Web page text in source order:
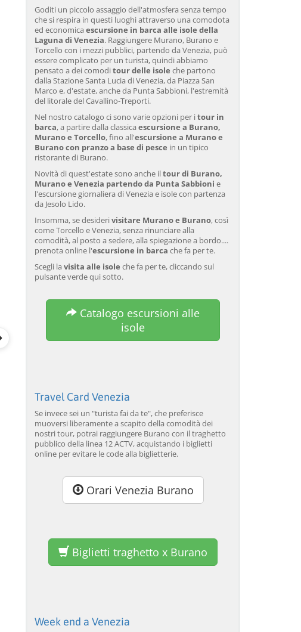
Tour guidato di Murano e
Venezia: Tour della laguna
Goditi un piccolo assaggio dell'atmosfera senza tempo
che si respira in questi luoghi attraverso una comodota
ed economica escursione in barca alle isole della
Laguna di Venezia. Raggiungere Murano, Burano e
Torcello con i mezzi pubblici, partendo da Venezia, può
essere complicato per un turista, quindi abbiamo
pensato a dei comoditour delle isole che partono
dalla Stazione Santa Lucia di Venezia, da Piazza San
Marco e, d'estate, anche da Punta Sabbioni, l'estremità
del litorale del Cavallino-Treporti.
Nel nostro catalogo ci sono varie opzioni per itour in
barca, a partire dalla classica escursione a Burano,
Murano e Torcello, fino all'escursione a Murano e
Burano con pranzo a base di pesce in un tipico
ristorante di Burano.
Novità di quest'estate sono anche iltour di Burano,
Murano e Venezia partendo da Punta Sabbioni e
l'escursione giornaliera di Venezia e isole con partenza
da Jesolo Lido.
Insomma, se desiderivisitare Murano e Burano, così
come Torcello e Venezia, senza rinunciare alla
comodità, al posto a sedere, alla spiegazione a bordo....
prenota online l'escursione in barca che fa per te.
Scegli la visita alle isole che fa per te, cliccando sul
pulsante verde qui sotto.
Catalogo escursioni alle
isole
Travel Card Venezia
Se invece sei un "turista fai da te", che preferisce
muoversi liberamente a scapito della comodità dei
nostri tour, potrai raggiungere Burano con il traghetto
pubblico della linea 12 ACTV, acquistando i biglietti
online per evitare le code alla biglietterie.
Orari Venezia Burano
Biglietti traghetto x Burano
Week end a Venezia